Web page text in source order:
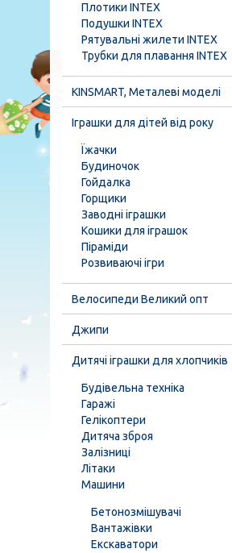
Круг 35106 (24шт/ящ) INTEX,
надувний, Метелики, 90см, 9+
2 874,69 грн.
Плотики INTEX
Подушки INTEX
Рятувальні жилети INTEX
Трубки для плавання INTEX
KINSMART, Металеві моделі
Іграшки для дітей від року
Їжачки
Будиночок
Гойдалка
Горщики
Заводні іграшки
Кошики для іграшок
Піраміди
Розвиваючі ігри
Велосипеди Великий опт
Джипи
Дитячі іграшки для хлопчиків
Будівельна техніка
Гаражі
Гелікоптери
Дитяча зброя
Залізниці
Літаки
Машини
Бетонозмішувачі
Вантажівки
Екскаватори